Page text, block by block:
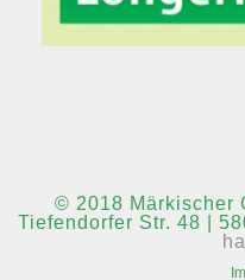
© 2018 Märkischer
Tiefendorfer Str. 48 |